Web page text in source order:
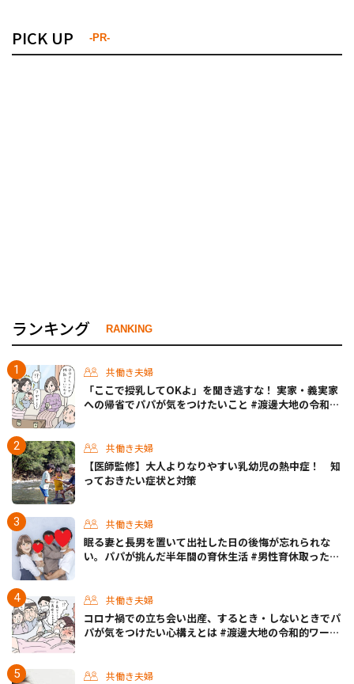
PICK UP -PR-
ランキング RANKING
共働き夫婦
「ここで授乳してOKよ」を聞き逃すな！ 実家・義実家
への帰省でパパが気をつけたいこと #渡邊大地の令和的
共働き夫婦
【医師監修】大人よりなりやすい乳幼児の熱中症！ 知
っておきたい症状と対策
共働き夫婦
眠る妻と長男を置いて出社した日の後悔が忘れられな
い。パパが挑んだ半年間の育休生活 #男性育休取ったら
共働き夫婦
コロナ禍での立ち会い出産、するとき・しないときでパ
パが気をつけたい心構えとは #渡邊大地の令和的ワーパ
共働き夫婦